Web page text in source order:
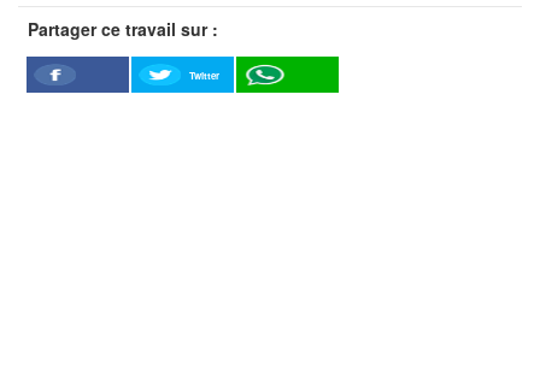
Partager ce travail sur :
Facebook
Twitter